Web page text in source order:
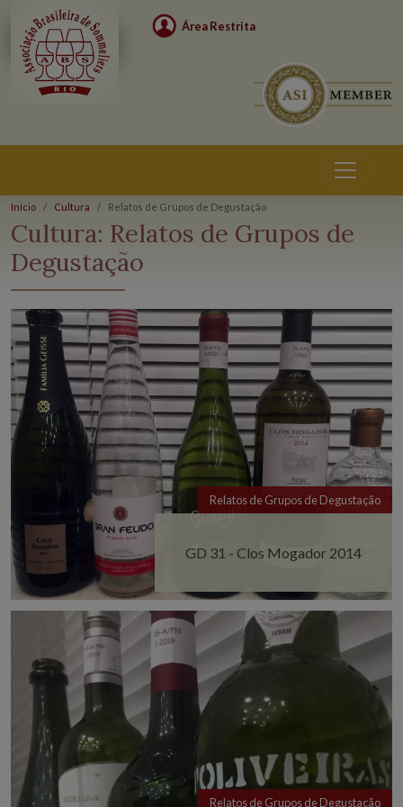
Área Restrita
Início Cultura Relatos de Grupos de Degustação
Cultura: Relatos de Grupos de
Degustação
Relatos de Grupos de Degustação
GD 31 - Clos Mogador 2014
Relatos de Grupos de Degustação